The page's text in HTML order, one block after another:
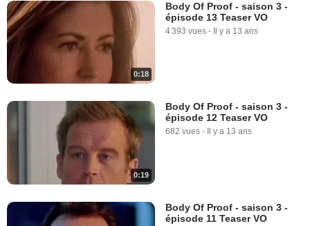
0:18
Body Of Proof - saison 3 -
épisode 13 Teaser VO
4 393 vues - Il y a 13 ans
0:19
Body Of Proof - saison 3 -
épisode 12 Teaser VO
682 vues - Il y a 13 ans
Body Of Proof - saison 3 -
épisode 11 Teaser VO